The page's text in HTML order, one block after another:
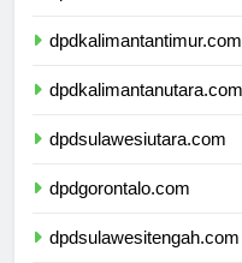
dpdkalimantantimur.com
dpdkalimantanutara.com
dpdsulawesiutara.com
dpdgorontalo.com
dpdsulawesitengah.com